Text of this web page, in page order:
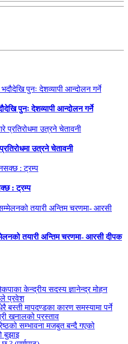
पुनः देशव्यापी आन्दोलन गर्ने
उत्रने चेतावनी
: ट्रम्प
तयारी अन्तिम चरणमा- आरसी दीपक
केन्द्रीय सदस्य ज्ञानेन्द्र मोहन
प्रवेश
बस्ती मापदण्डका कारण समस्यामा पर्ने
खनालको प्रस्ताव
सम्भावना मजबुत बन्दै गएको
बुझाइ